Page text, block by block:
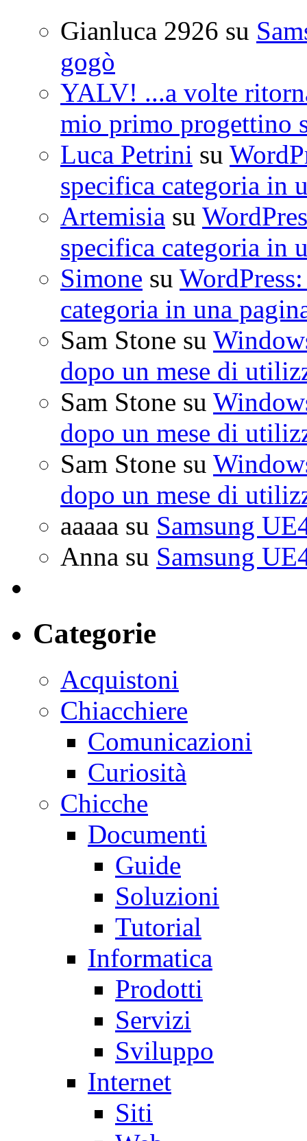
Gianluca 2926 su
gogò
YALV! ...a volte
mio primo progettino
Luca Petrini su
specifica categoria in
Artemisia su
specifica categoria in
Simone su
categoria in una
Sam Stone su
dopo un mese di
Sam Stone su
dopo un mese di
Sam Stone su
dopo un mese di
aaaaa su Samsung
Anna su Samsung
Categorie
Acquistoni
Chiacchiere
Comunicazioni
Curiosità
Chicche
Documenti
Guide
Soluzioni
Tutorial
Informatica
Prodotti
Servizi
Sviluppo
Internet
Siti